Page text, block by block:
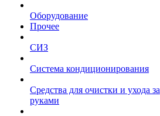
Оборудование
Прочее
СИЗ
Система кондиционирования
Средства для очистки и ухода за
руками